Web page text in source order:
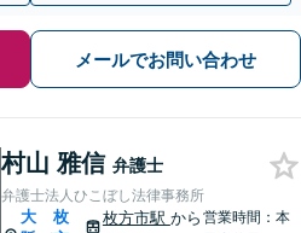
メールでお問い合わせ
村山 雅信 弁護士
弁護士法人ひこぼし法律事務所
大
枚
枚方市駅 から 営業時間：本